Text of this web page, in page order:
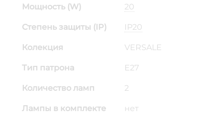
Мощность (W)
20
Степень защиты (IP) IP20
Колекция VERSALE
Тип патрона E27
Количество ламп 2
Лампы в комплекте нет